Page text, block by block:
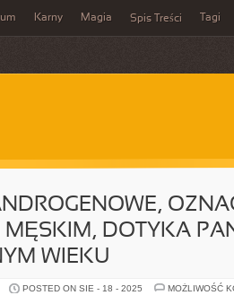
Karny Magia Spis Treści Tagi
MĘSKIM, DOTYKA
WIEKU
POSTED ON SIE - 18 - 2025
MOŻLIWOŚĆ